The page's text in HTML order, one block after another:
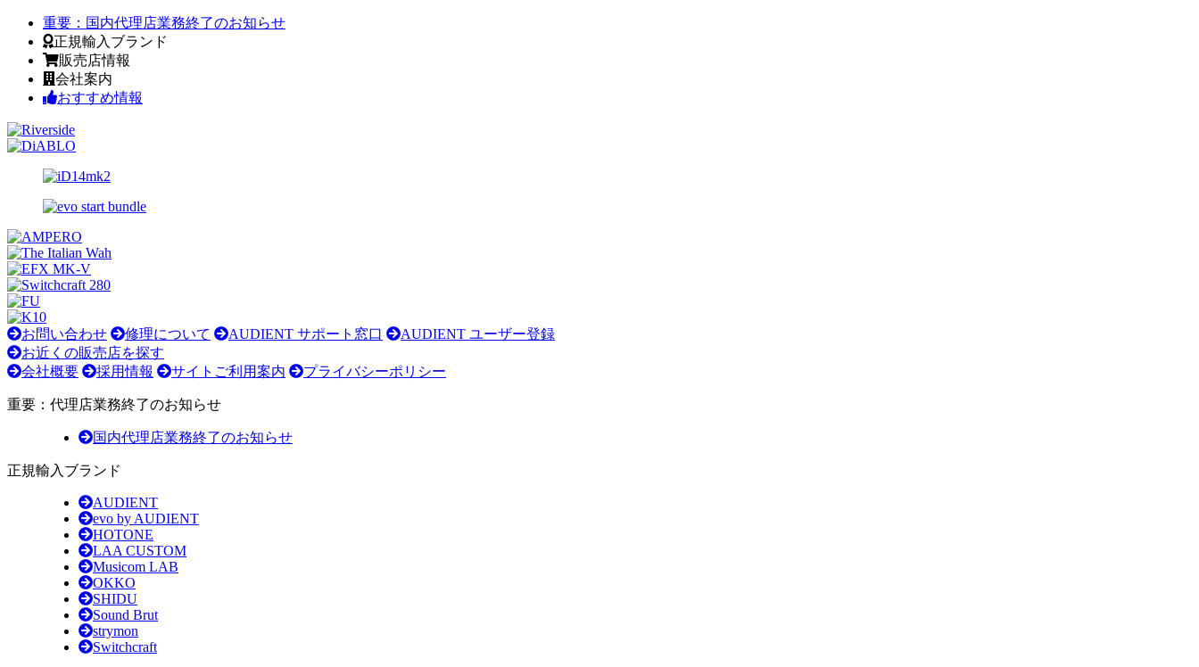
重要： 国内代理店業務終了のお知らせ
正規輸入ブランド
販売店情報
会社案内
おすすめ情報
お問い合わせ 修理について AUDIENT サポート窓口
AUDIENT ユーザー登録
お近くの販売店を探す
会社概要
採用情報 サイトご利用案内 プライバシーポリシー
重要：代理店業務終了のお知らせ
国内代理店業務終了のお知らせ
正規輸入ブランド
AUDIENT
evo by AUDIENT
HOTONE
LAA CUSTOM
Musicom LAB
OKKO
SHIDU
Sound Brut
strymon
Switchcraft